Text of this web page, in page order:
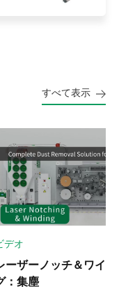
すべて表示
デオ
ーザーノッチ＆ワイ
：集塵